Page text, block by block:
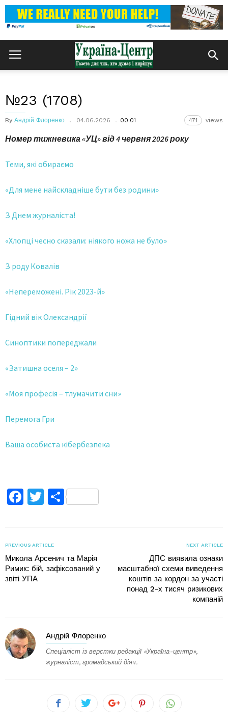
№23 (1708)
By Андрій Флоренко 04.06.2026 00:01 471 views
Номер тижневика «УЦ» від4 червня 2026 року
Теми, які обираємо
«Для мене найскладніше бути без родини»
З Днем журналіста!
«Хлопці чесно сказали: ніякого ножа не було»
З роду Ковалів
«Непереможені. Рік 2023-й»
Гідний вік Олександрії
Синоптики попереджали
«Затишна оселя – 2»
«Моя професія – тлумачити сни»
Перемога Гри
Ваша особиста кібербезпека
Facebook
TwitterПоділитися
PREVIOUS ARTICLE
Микола Арсенич та Марія
Римик: бій, зафіксований у
звіті УПА
NEXT ARTICLE
ДПС виявила ознаки
масштабної схеми виведення
коштів за кордон за участі
понад 2-х тисяч ризикових
компаній
Андрій Флоренко
Спеціаліст із верстки редакції «Україна-центр»,
журналіст, громадський діяч.